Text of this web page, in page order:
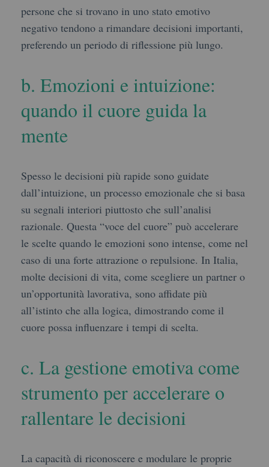
persone che si trovano in uno stato emotivo
negativo tendono a rimandare decisioni importanti,
preferendo un periodo di riflessione più lungo.
b. Emozioni e intuizione:
quando il cuore guida la
mente
Spesso le decisioni più rapide sono guidate
dall’intuizione, un processo emozionale che si basa
su segnali interiori piuttosto che sull’analisi
razionale. Questa “voce del cuore” può accelerare
le scelte quando le emozioni sono intense, come nel
caso di una forte attrazione o repulsione. In Italia,
molte decisioni di vita, come scegliere un partner o
un’opportunità lavorativa, sono affidate più
all’istinto che alla logica, dimostrando come il
cuore possa influenzare i tempi di scelta.
c. La gestione emotiva come
strumento per accelerare o
rallentare le decisioni
La capacità di riconoscere e modulare le proprie